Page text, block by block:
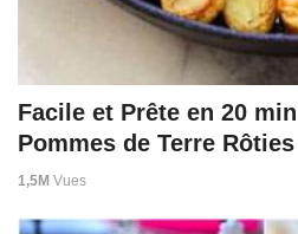
Facile et Prête en 20
Pommes de Terre
1,5M Vues